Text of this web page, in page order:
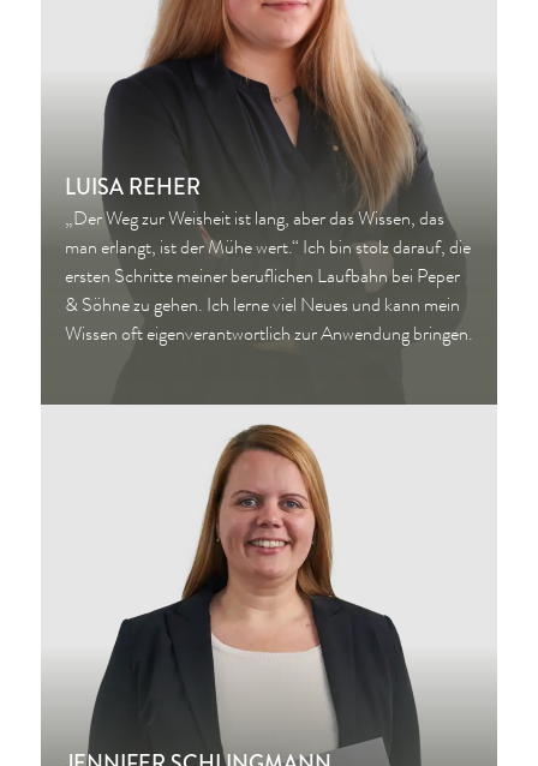
LUISA REHER
„Der Weg zur Weisheit ist lang, aber das Wissen, das
man erlangt, ist der Mühe wert.“ Ich bin stolz darauf, die
ersten Schritte meiner beruflichen Laufbahn bei Peper
& Söhne zu gehen. Ich lerne viel Neues und kann mein
Wissen oft eigenverantwortlich zur Anwendung bringen.